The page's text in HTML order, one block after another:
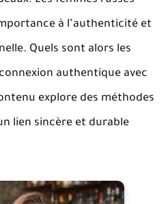
à l’authenticité et
. Quels sont alors les
authentique avec
explore des méthodes
lien sincère et durable